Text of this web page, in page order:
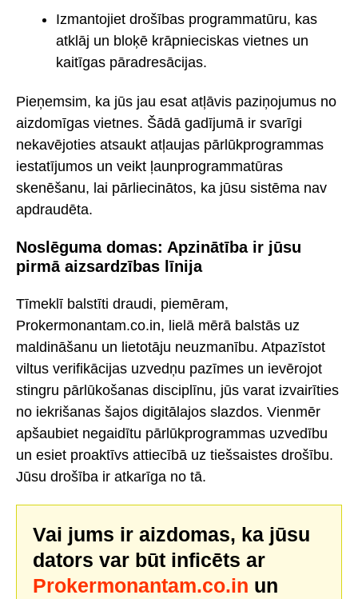
Izmantojiet drošības programmatūru, kas
atklāj un bloķē krāpnieciskas vietnes un
kaitīgas pāradresācijas.
Pieņemsim, ka jūs jau esat atļāvis paziņojumus no
aizdomīgas vietnes. Šādā gadījumā ir svarīgi
nekavējoties atsaukt atļaujas pārlūkprogrammas
iestatījumos un veikt ļaunprogrammatūras
skenēšanu, lai pārliecinātos, ka jūsu sistēma nav
apdraudēta.
Noslēguma domas: Apzinātība ir jūsu
pirmā aizsardzības līnija
Tīmeklī balstīti draudi, piemēram,
Prokermonantam.co.in, lielā mērā balstās uz
maldināšanu un lietotāju neuzmanību. Atpazīstot
viltus verifikācijas uzvedņu pazīmes un ievērojot
stingru pārlūkošanas disciplīnu, jūs varat izvairīties
no iekrišanas šajos digitālajos slazdos. Vienmēr
apšaubiet negaidītu pārlūkprogrammas uzvedību
un esiet proaktīvs attiecībā uz tiešsaistes drošību.
Jūsu drošība ir atkarīga no tā.
Vai jums ir aizdomas, ka jūsu
dators var būt inficēts ar
Prokermonantam.co.in un